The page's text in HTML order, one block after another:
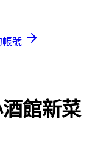
帳號
館新菜